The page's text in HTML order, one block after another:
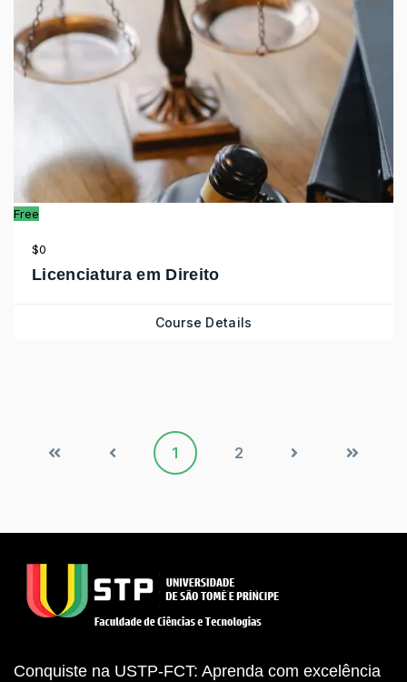
Free
$0
Licenciatura em Direito
Course Details
1 2
Conquiste na USTP-FCT: Aprenda com excelência